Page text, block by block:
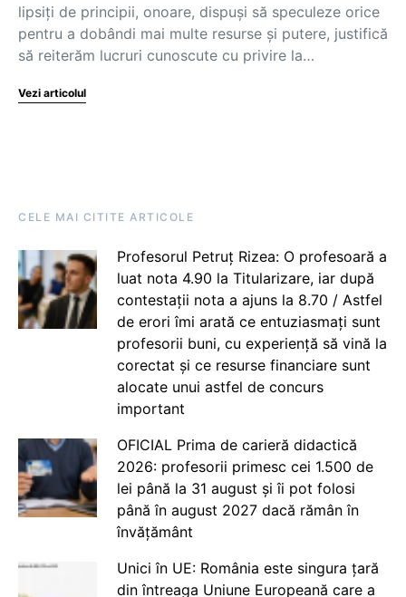
lipsiți de principii, onoare, dispuși să speculeze orice
pentru a dobândi mai multe resurse și putere, justifică
să reiterăm lucruri cunoscute cu privire la…
Vezi articolul
CELE MAI CITITE ARTICOLE
Profesorul Petruț Rizea: O profesoară a
luat nota 4.90 la Titularizare, iar după
contestații nota a ajuns la 8.70 / Astfel
de erori îmi arată ce entuziasmați sunt
profesorii buni, cu experiență să vină la
corectat și ce resurse financiare sunt
alocate unui astfel de concurs
important
OFICIAL Prima de carieră didactică
2026: profesorii primesc cei 1.500 de
lei până la 31 august și îi pot folosi
până în august 2027 dacă rămân în
învățământ
Unici în UE: România este singura țară
din întreaga Uniune Europeană care a